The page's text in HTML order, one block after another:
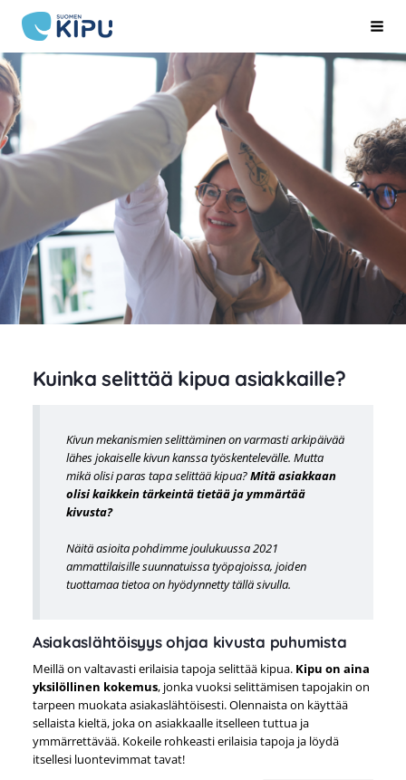
Siirry
sivun
sisältöön
Suomen Kipu ry
Kuinka selittää kipua asiakkaille?
Kivun mekanismien selittäminen on varmasti arkipäivää
lähes jokaiselle kivun kanssa työskentelevälle. Mutta
mikä olisi paras tapa selittää kipua?Mitä asiakkaan
olisi kaikkein tärkeintä tietää ja ymmärtää
kivusta?
Näitä asioita pohdimme joulukuussa 2021
ammattilaisille suunnatuissa työpajoissa, joiden
tuottamaa tietoa on hyödynnetty tällä sivulla.
Asiakaslähtöisyys ohjaa kivusta puhumista
Meillä on valtavasti erilaisia tapoja selittää kipua. Kipu on aina
yksilöllinen kokemus, jonka vuoksi selittämisen tapojakin on
tarpeen muokata asiakaslähtöisesti. Olennaista on käyttää
sellaista kieltä, joka on asiakkaalle itselleen tuttua ja
ymmärrettävää. Kokeile rohkeasti erilaisia tapoja ja löydä
itsellesi luontevimmat tavat!